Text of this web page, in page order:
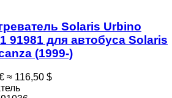
Solaris Urbino
91981 для автобуса Solaris
(1999-)
≈ 116,50 $